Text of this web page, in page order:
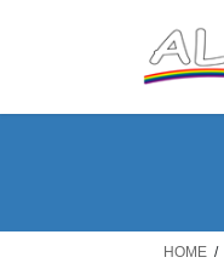
HOME